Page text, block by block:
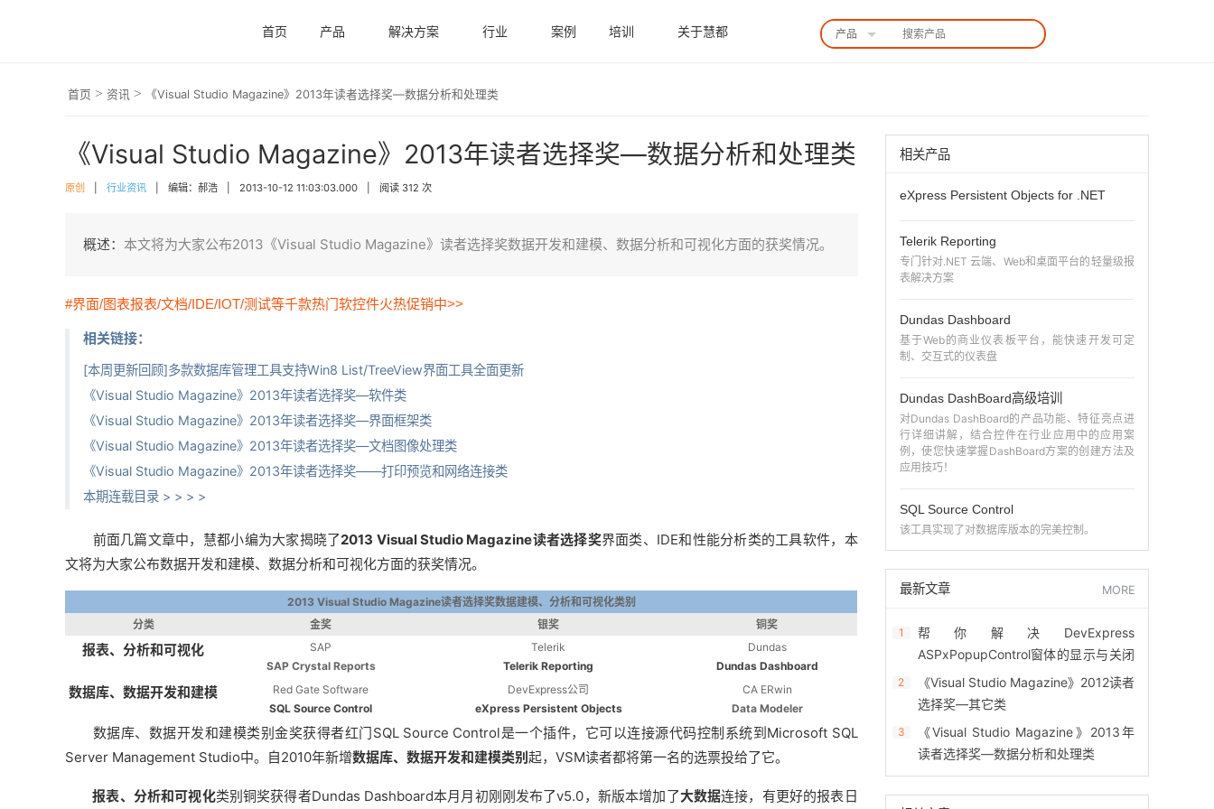
首页 产品 解决方案 行业 案例 培训 关于慧都 产品
首页 > 资讯 > 《Visual Studio Magazine》2013年读者选择奖—数据分析和处理类
《Visual Studio Magazine》2013年读者选择奖—数据分析和处理类
原创 行业资讯 编辑：郝浩 2013-10-12 11:03:03.000 阅读 312 次
概述： 本文将为大家公布2013《Visual Studio Magazine》读者选择奖数据开发和建模、数据分析和可视化方面的获奖情况。
#界面/图表报表/文档/IDE/IOT/测试等千款热门软控件火热促销中>>
相关链接：
[本周更新回顾]多款数据库管理工具支持Win8 List/TreeView界面工具全面更新
《Visual Studio Magazine》2013年读者选择奖—软件类
《Visual Studio Magazine》2013年读者选择奖—界面框架类
《Visual Studio Magazine》2013年读者选择奖—文档图像处理类
《Visual Studio Magazine》2013年读者选择奖——打印预览和网络连接类
本期连载目录 > > > >
前面几篇文章中，慧都小编为大家揭晓了2013 Visual Studio Magazine读者选择奖界面类、IDE和性能分析类的工具软件，本
文将为大家公布数据开发和建模、数据分析和可视化方面的获奖情况。
2013 Visual Studio Magazine读者选择奖数据建模、分析和可视化类别
分类
金奖 银奖 铜奖
报表、分析和可视化
SAP
SAP Crystal Reports
Telerik
Telerik Reporting
Dundas
Dundas Dashboard
数据库、数据开发和建模
Red Gate Software
SQL Source Control
DevExpress公司
eXpress Persistent Objects
CA ERwin
Data Modeler
数据库、数据开发和建模类别金奖获得者红门SQL Source Control是一个插件，它可以连接源代码控制系统到Microsoft SQL
Server Management Studio中。自2010年新增数据库、数据开发和建模类别起，VSM读者都将第一名的选票投给了它。
报表、分析和可视化类别铜奖获得者Dundas Dashboard本月月初刚刚发布了v5.0，新版本增加了大数据连接，有更好的报表日
相关产品
eXpress Persistent Objects for .NET
Telerik Reporting
专门针对.NET 云端、Web和桌面平台的轻量级报
表解决方案
Dundas Dashboard
基于Web的商业仪表板平台，能快速开发可定
制、交互式的仪表盘
Dundas DashBoard高级培训
对Dundas DashBoard的产品功能、特征亮点进
行详细讲解，结合控件在行业应用中的应用案
例，使您快速掌握DashBoard方案的创建方法及
应用技巧！
SQL Source Control
该工具实现了对数据库版本的完美控制。
最新文章 MORE
1
帮你解决DevExpress
ASPxPopupControl窗体的显示与关闭
问题
2
《Visual Studio Magazine》2012读者
选择奖—其它类
3
《Visual Studio Magazine》2013年
读者选择奖—数据分析和处理类